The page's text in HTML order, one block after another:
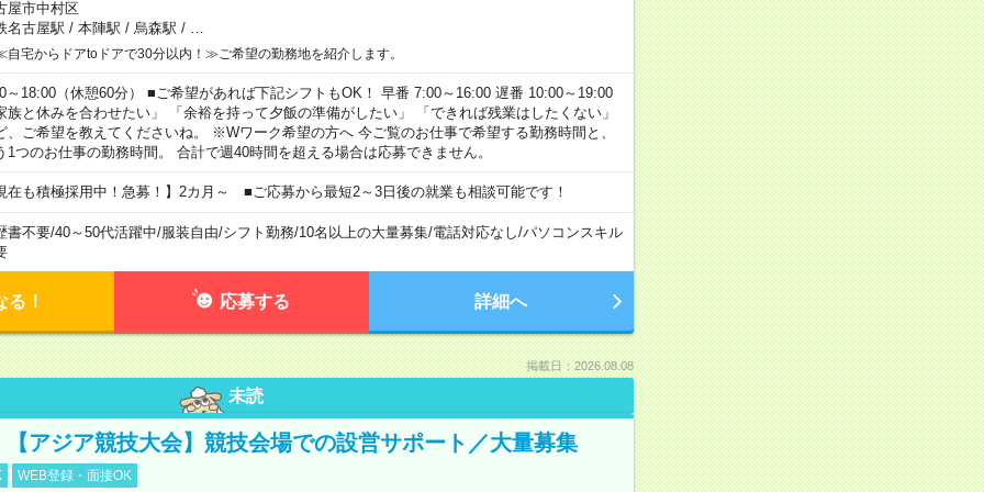
屋市中村区
名古屋駅 / 本陣駅 / 烏森駅 /
宅からドアtoドアで30分以内！≫ご希望の勤務地を紹介します。
～18:00（休憩60分） ■ご希望があれば下記シフトもOK！ 早番 7:00～16:00 遅番 10:00～19:00
族と休みを合わせたい」 「余裕を持って夕飯の準備がしたい」 「できれば残業はしたくない」
、ご希望を教えてくださいね。 ※Wワーク希望の方へ 今ご覧のお仕事で希望する勤務時間と、
1つのお仕事の勤務時間。 合計で週40時間を超える場合は応募できません。
在も積極採用中！急募！】2カ月～ ■ご応募から最短2～3日後の就業も相談可能です！
書不要/40～50代活躍中/服装自由/シフト勤務/10名以上の大量募集/電話対応なし/パソコンスキル
る！ 応募する 詳細へ
掲載日：2026.08.08
未読
アジア競技大会】競技会場での設営サポート／大量募集
WEB登録・面接OK